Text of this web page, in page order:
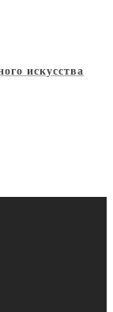
искусства